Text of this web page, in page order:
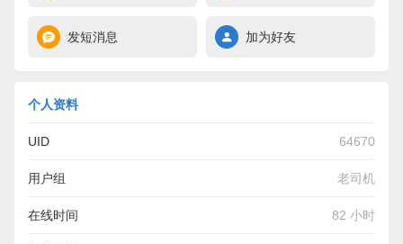
发短消息 加为好友
个人资料
UID 64670
用户组 老司机
在线时间 82 小时